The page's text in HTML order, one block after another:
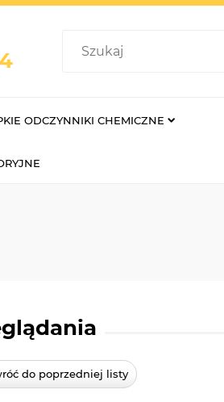
ODCZYNNIKI CHEMICZNE
do poprzedniej listy